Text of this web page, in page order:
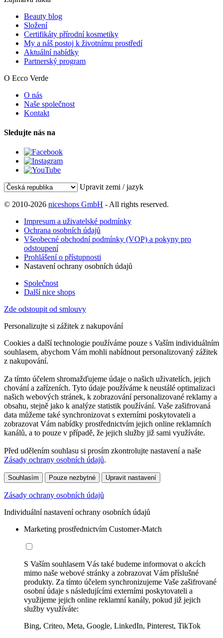
Beauty blog
Složení
Certifikáty přírodní kosmetiky
My a náš postoj k životnímu prostředí
Aktuální nabídky
Partnerský program
O Ecco Verde
O nás
Naše společnost
Kontakt
Sledujte nás na
Upravit zemi / jazyk
© 2010-2026 niceshops GmbH - All rights reserved.
Impresum a uživatelské podmínky
Ochrana osobních údajů
Všeobecné obchodní podmínky (VOP) a pokyny pro
odstoupení
Prohlášení o přístupnosti
Nastavení ochrany osobních údajů
Společnost
Další nice shops
Zde odstoupit od smlouvy
Personalizujte si zážitek z nakupování
Cookies a další technologie používáme pouze s Vaším individuálním
souhlasem, abychom Vám mohli nabídnout personalizovaný zážitek
z nakupování.
Za tímto účelem shromažďujeme údaje o našich uživatelích, jejich
chování a zařízeních. Tyto údaje používáme k neustálé optimalizaci
našich webových stránek, k zobrazování personalizované reklamy a
obsahu, stejně jako k analýze statistik používání. Vaše zašifrovaná
data můžeme také synchronizovat s externími poskytovateli a
zobrazovat Vám nabídky prostřednictvím jejich online reklamních
kanálů, a to pouze v případě, že jejich služby již sami využíváte.
Před udělením souhlasu si prosím zkontrolujte nastavení a naše
Zásady ochrany osobních údajů.
Souhlasím Pouze nezbytné Upravit nastavení
Zásady ochrany osobních údajů
Individuální nastavení ochrany osobních údajů
Marketing prostřednictvím Customer-Match
S Vaším souhlasem Vás také budeme informovat o akcích
mimo naše webové stránky a zobrazovat Vám příslušné
produkty. Za tímto účelem synchronizujeme Vaše zašifrované
osobní údaje s následujícími externími poskytovateli a
využijeme jejich online reklamní kanály, pokud již jejich
služby využíváte:
Bing, Criteo, Meta, Google, LinkedIn, Pinterest, TikTok